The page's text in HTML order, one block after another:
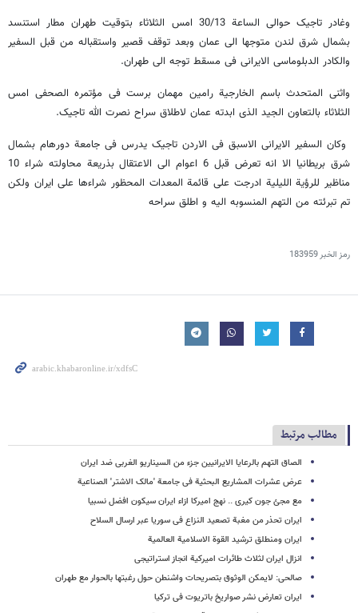
وغادر تاجیک حوالی الساعة 30/13 امس الثلاثاء بتوقیت طهران مطار استنسد
بشمال شرق لندن متوجها الى عمان وبعد توقف قصیر واستقباله من قبل السفیر
والکادر الدبلوماسی الایرانی فی مسقط توجه الى طهران.
واثنى المتحدث باسم الخارجیة رامین مهمان برست فی مؤتمره الصحفی امس
الثلاثاء بالتعاون الجید الذی ابدته عمان لاطلاق سراح نصرت الله تاجیک.
وکان السفیر الایرانی الاسبق فی الاردن تاجیک یدرس فی جامعة دورهام بشمال
شرق بریطانیا الا انه تعرض قبل 6 اعوام الى الاعتقال بذریعة محاولته شراء 10
مناظیر للرؤیة اللیلیة ادرجت على قائمة المعدات المحظور شراءها علی ایران ولکن
تم تبرئته من التهم المنسوبه الیه و اطلق سراحه
رمز الخبر183959
مطالب مرتبط
الصاق التهم بالرعایا الایرانیین جزء من السیناریو الغربی ضد ایران
عرض عشرات المشاریع البحثیة فی جامعة 'مالک الاشتر' الصناعیة
مع مجئ جون کیری .. نهج امیرکا ازاء ایران سیکون افضل نسبیا
ایران تحذر من مغبة تصعید النزاع فی سوریا عبر ارسال السلاح
ایران ومنطلق ترشید القوة الاسلامیة العالمیة
انزال ایران لثلاث طائرات امیرکیة انجاز استراتیجی
صالحی: لایمکن الوثوق بتصریحات واشنطن حول رغبتها بالحوار مع طهران
ایران تعارض نشر صواریخ باتریوت فی ترکیا